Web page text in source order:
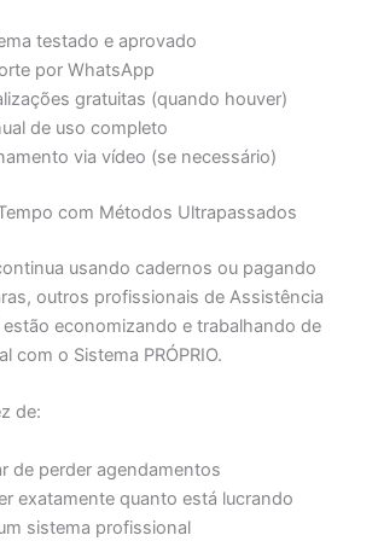
testado e aprovado
por WhatsApp
gratuitas (quando houver)
de uso completo
via vídeo (se necessário)
com Métodos Ultrapassados
usando cadernos ou pagando
outros profissionais de Assistência
estão economizando e trabalhando de
com o Sistema PRÓPRIO.
de:
de perder agendamentos
exatamente quanto está lucrando
sistema profissional